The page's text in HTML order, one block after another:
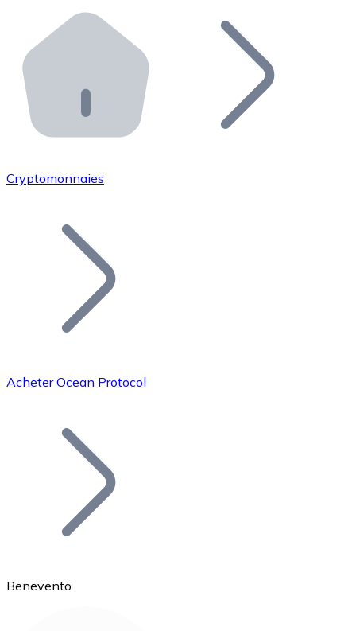
Distributeurs automatiques Bitnovo
Intégrez un ATM Bitnovo dans votre entreprise et
API Bitnovo
Intégrez notre API dans votre écosystème.
Rejoignez notre réseau de distributeurs et
Ajoutez le token de votre projet à notre service
Bitcoin
Cryptomonnaies
Acheter Ocean Protocol
Benevento